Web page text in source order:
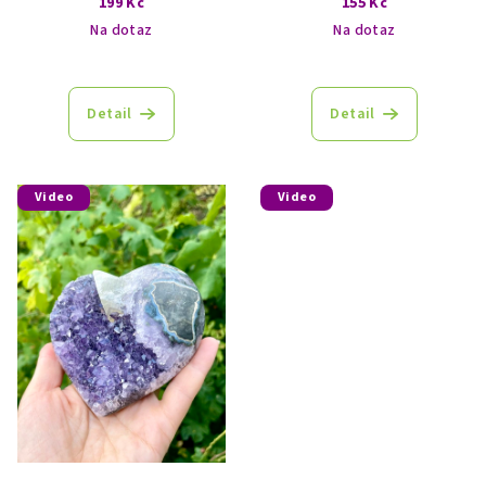
Na dotaz
Detail
Na dotaz
Detail
Video Video